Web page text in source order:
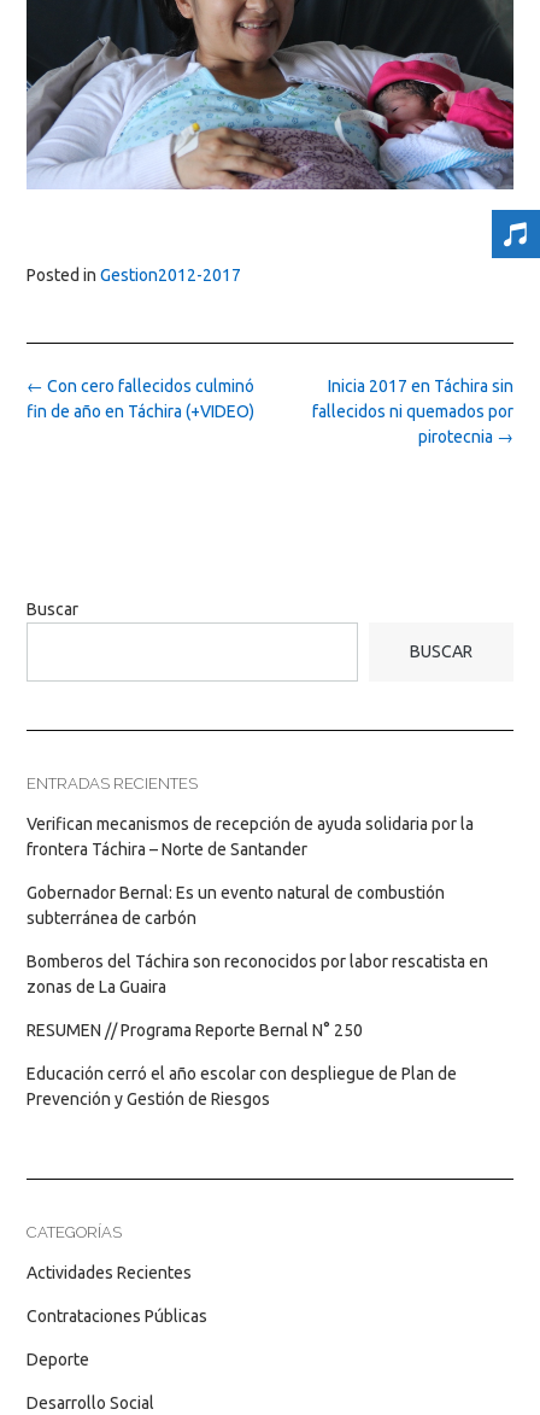
Posted in Gestion2012-2017
Post
navigation
Inicia 2017 en Táchira sin
fallecidos ni quemados por
pirotecnia →
← Con cero fallecidos culminó
fin de año en Táchira (+VIDEO)
Buscar
BUSCAR
ENTRADAS RECIENTES
Verifican mecanismos de recepción de ayuda solidaria por la
frontera Táchira – Norte de Santander
Gobernador Bernal: Es un evento natural de combustión
subterránea de carbón
Bomberos del Táchira son reconocidos por labor rescatista en
zonas de La Guaira
RESUMEN // Programa Reporte Bernal N° 250
Educación cerró el año escolar con despliegue de Plan de
Prevención y Gestión de Riesgos
CATEGORÍAS
Actividades Recientes
Contrataciones Públicas
Deporte
Desarrollo Social